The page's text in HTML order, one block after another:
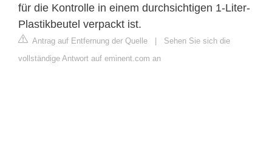
für die Kontrolle in einem durchsichtigen 1-Liter-
Plastikbeutel verpackt ist.
Antrag auf Entfernung der Quelle | Sehen Sie sich die
vollständige Antwort auf eminent.com an